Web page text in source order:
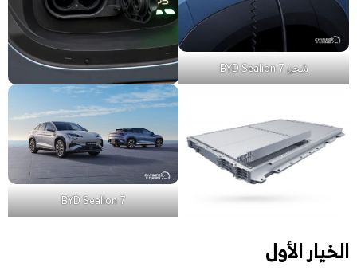
شحن BYD Sealion 7
BYD Sealion 7
الخيار الأول